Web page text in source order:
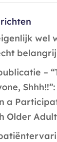
wel
–
a
Older